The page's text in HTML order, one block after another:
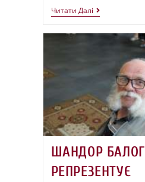
Читати Далі
ШАНДОР БАЛОГ
РЕПРЕЗЕНТУЄ